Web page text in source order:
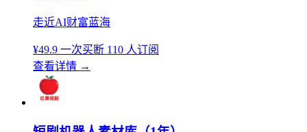
走近AI财富蓝海
¥49.9 一次买断 110 人订阅
查看详情 →